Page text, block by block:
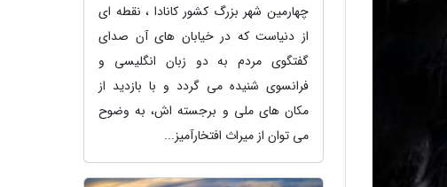
چهارمین شهر بزرگ کشور کانادا ، نقطه ای
از دنیاست که در خیابان های آن صدای
گفتگوی مردم به دو زبان انگلیسی و
فرانسوی شنیده می گردد و با بازدید از
مکان های ملی و برجسته اش، به وضوح
می توان از میراث افتخارآمیز...